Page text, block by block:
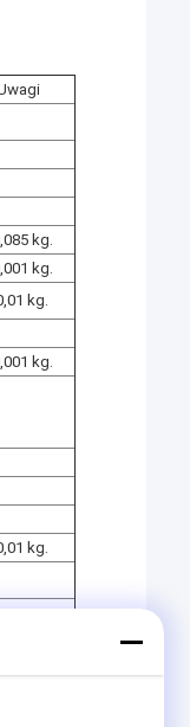
kg.
kg.
kg.
kg.
kg.